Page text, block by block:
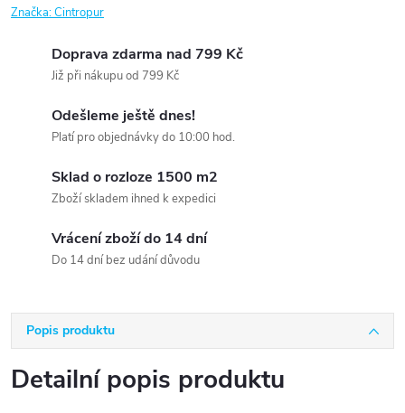
Značka:Cintropur
Doprava zdarma nad 799 Kč
Již při nákupu od 799 Kč
Odešleme ještě dnes!
Platí pro objednávky do 10:00 hod.
Sklad o rozloze 1500 m2
Zboží skladem ihned k expedici
Vrácení zboží do 14 dní
Do 14 dní bez udání důvodu
Popis produktu
Detailní popis produktu